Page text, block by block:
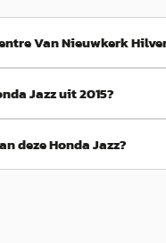
Van Nieuwkerk
Jazz uit 2015?
deze Honda Jazz?